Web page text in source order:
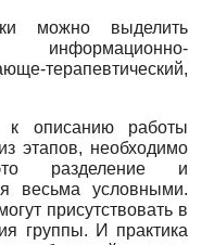
можно выделить
терапевтический,
описанию работы
этапов, необходимо
разделение и
весьма условными.
присутствовать в
группы. И практика